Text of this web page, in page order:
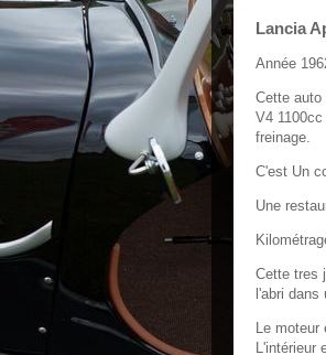
Lancia
Année
Cette auto
V4
freinage.
C'est Un
Une
Cette tres
l'abri dans
Le
L'intérieur